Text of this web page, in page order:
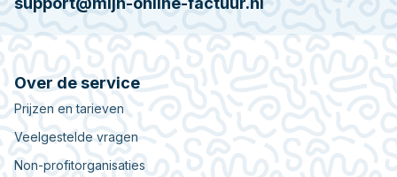
Over de service
Prijzen en tarieven
Veelgestelde vragen
Non-profitorganisaties